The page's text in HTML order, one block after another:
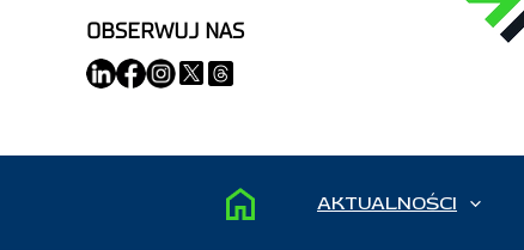
OBSERWUJ NAS
AKTUALNOŚCI